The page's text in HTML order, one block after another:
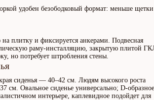
удобен безободковый формат: меньше
плитку и фиксируется анкерами. Подвесная
раму-инсталляцию, закрытую плитой
но потребует штробления стены.
сиденья — 40–42 см. Людям высокого роста
см. Овальное сиденье универсально; D-
интерьере, каплевидное подойдет для